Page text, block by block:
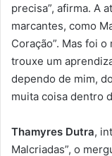
precisa”, afirma. A
marcantes, como
Coração”. Mas foi
trouxe um
dependo de mim,
muita coisa dentro
Thamyres Dutra,
Malcriadas”, o